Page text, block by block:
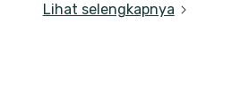
Lihat selengkapnya